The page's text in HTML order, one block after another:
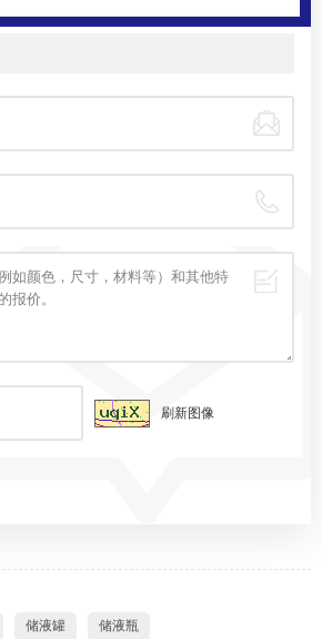
刷新图像
储液罐 储液瓶